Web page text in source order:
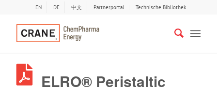
EN DE 中文 Partnerportal Technische Bibliothek
ELRO® Peristaltic